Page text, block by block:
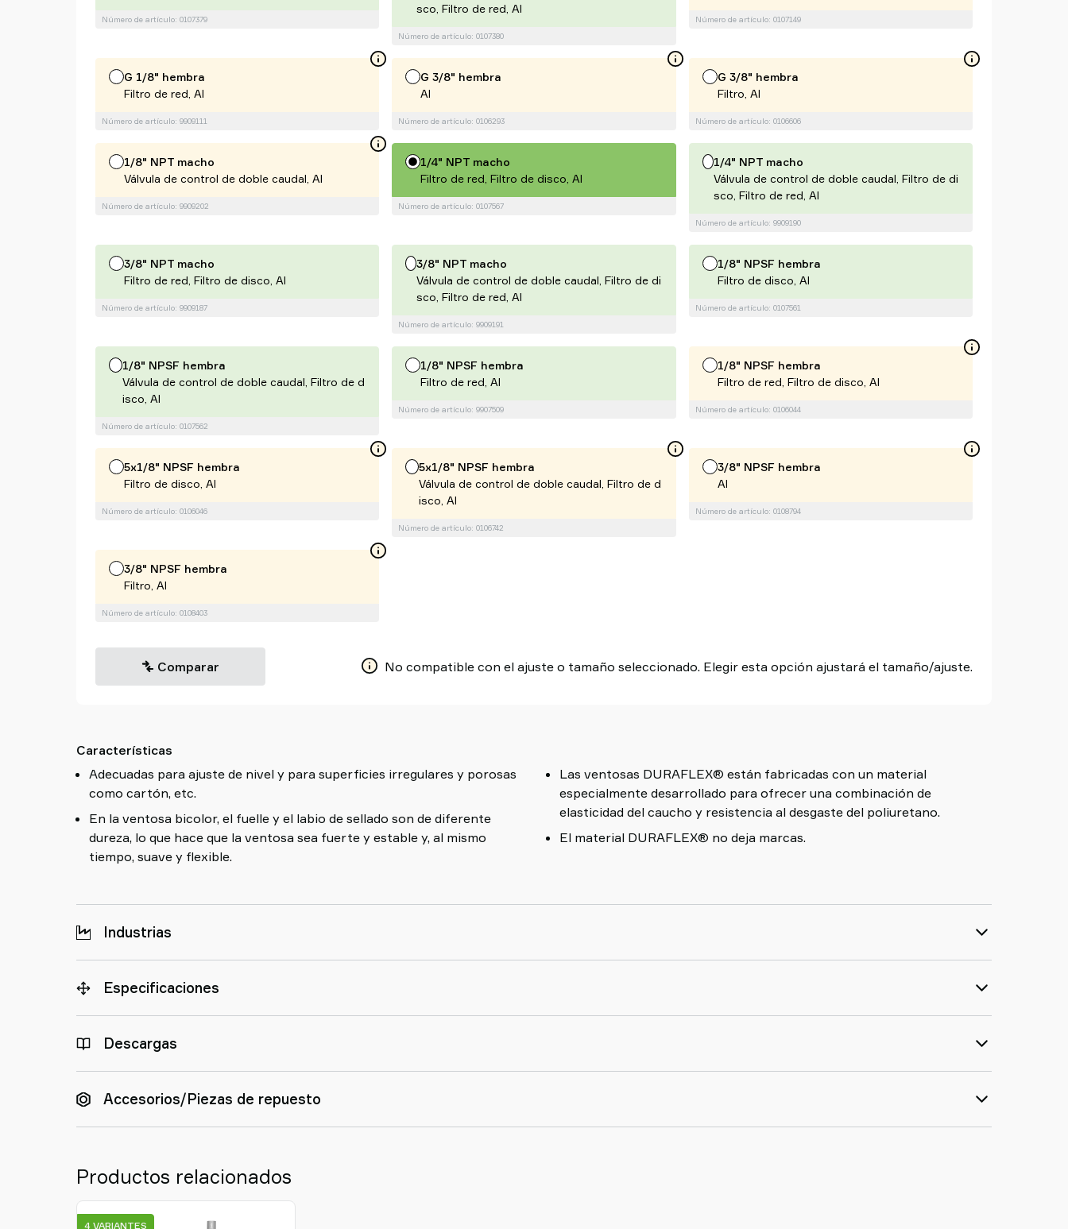
Número de artículo: 0107379
sco, Filtro de red, Al
Número de artículo: 0107380
Número de artículo: 0107149
G 1/8" hembra
Filtro de red, Al
Número de artículo: 9909111
G 3/8" hembra
Al
Número de artículo: 0106293
G 3/8" hembra
Filtro, Al
Número de artículo: 0106606
1/8" NPT macho
Válvula de control de doble caudal, Al
Número de artículo: 9909202
1/4" NPT macho
Filtro de red, Filtro de disco, Al
Número de artículo: 0107567
1/4" NPT macho
Válvula de control de doble caudal, Filtro de di
sco, Filtro de red, Al
Número de artículo: 9909190
3/8" NPT macho
Filtro de red, Filtro de disco, Al
Número de artículo: 9909187
3/8" NPT macho
Válvula de control de doble caudal, Filtro de di
sco, Filtro de red, Al
Número de artículo: 9909191
1/8" NPSF hembra
Filtro de disco, Al
Número de artículo: 0107561
1/8" NPSF hembra
Válvula de control de doble caudal, Filtro de d
isco, Al
Número de artículo: 0107562
1/8" NPSF hembra
Filtro de red, Al
Número de artículo: 9907509
1/8" NPSF hembra
Filtro de red, Filtro de disco, Al
Número de artículo: 0106044
5x1/8" NPSF hembra
Filtro de disco, Al
Número de artículo: 0106046
5x1/8" NPSF hembra
Válvula de control de doble caudal, Filtro de d
isco, Al
Número de artículo: 0106742
3/8" NPSF hembra
Al
Número de artículo: 0108794
3/8" NPSF hembra
Filtro, Al
Número de artículo: 0108403
Comparar No compatible con el ajuste o tamaño seleccionado. Elegir esta opción ajustará el tamaño/ajuste.
Características
Adecuadas para ajuste de nivel y para superficies irregulares y porosas
como cartón, etc.
En la ventosa bicolor, el fuelle y el labio de sellado son de diferente
dureza, lo que hace que la ventosa sea fuerte y estable y, al mismo
tiempo, suave y flexible.
Las ventosas DURAFLEX® están fabricadas con un material
especialmente desarrollado para ofrecer una combinación de
elasticidad del caucho y resistencia al desgaste del poliuretano.
El material DURAFLEX® no deja marcas.
Industrias
Especificaciones
Descargas
Accesorios/Piezas de repuesto
Productos relacionados
4 VARIANTES